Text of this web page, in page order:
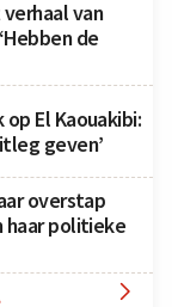
van
de
El Kaouakibi:
geven’
overstap
haar politieke
